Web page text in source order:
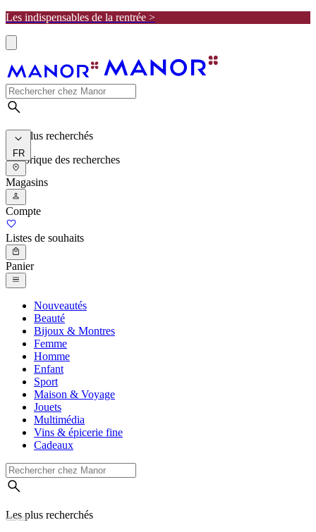
Les indispensables de la rentrée >
Les plus recherchés
Historique des recherches
FR
Magasins
Compte
Listes de souhaits
Panier
Nouveautés
Beauté
Bijoux & Montres
Femme
Homme
Enfant
Sport
Maison & Voyage
Jouets
Multimédia
Vins & épicerie fine
Cadeaux
Les plus recherchés